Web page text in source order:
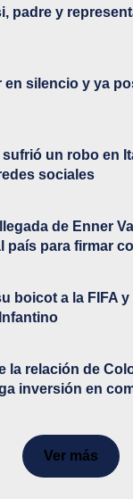
padre y
silencio y ya
un robo en
sociales
de Enner
país para firmar
boicot a la FIFA
la relación de
inversión en
Ver más